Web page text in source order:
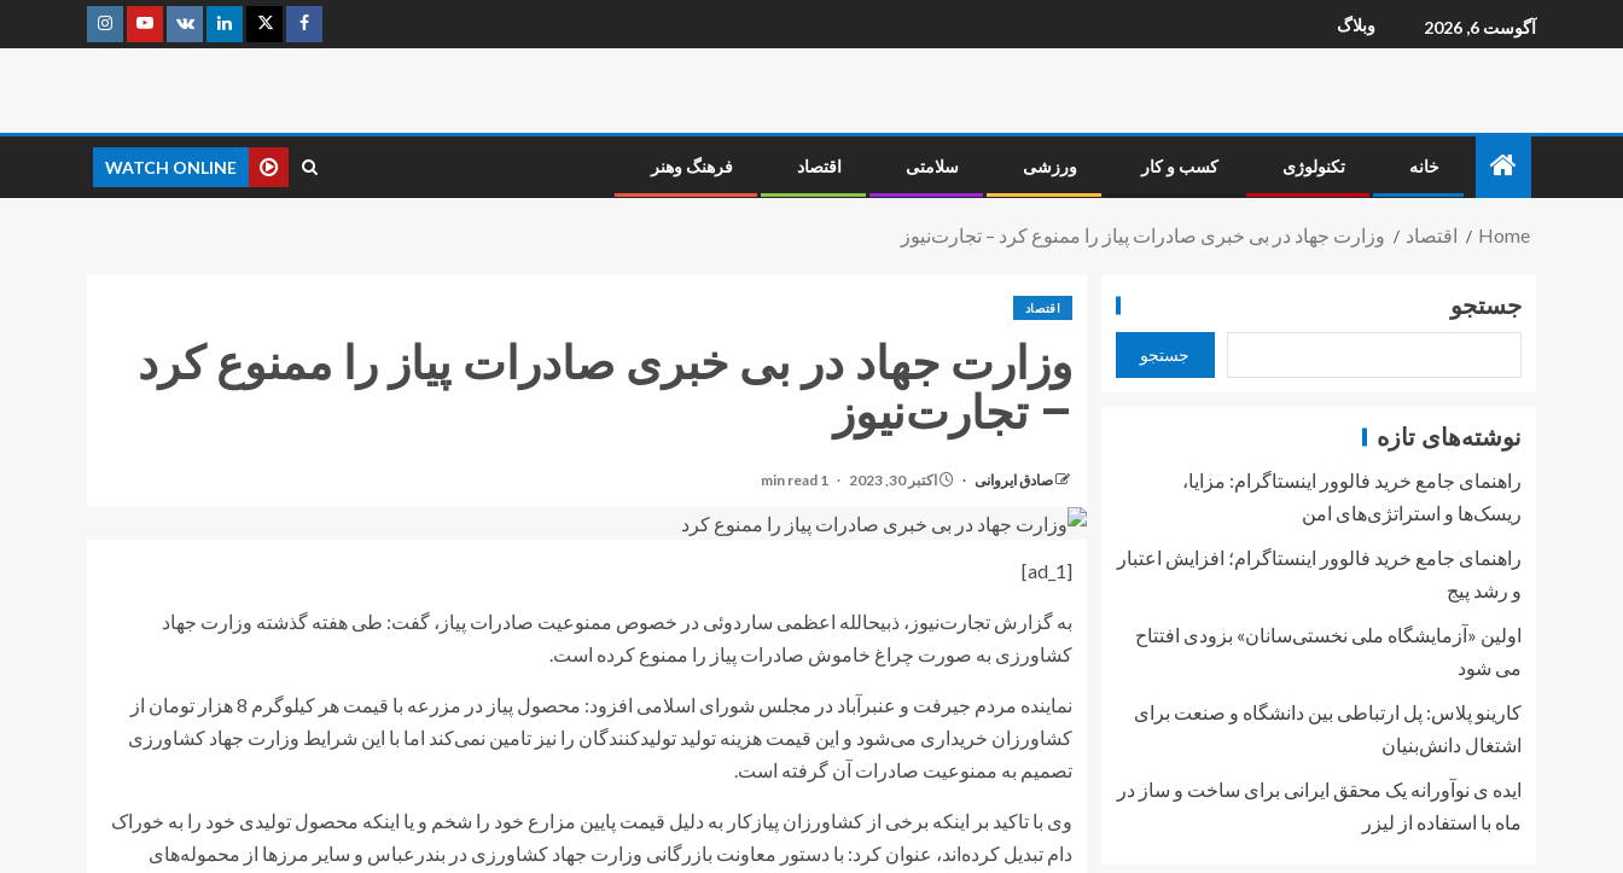
آگوست 6, 2026 وبلاگ
خانه تکنولوژی کسب و کار ورزشی سلامتی اقتصاد فرهنگ وهنر WATCH ONLINE
Home اقتصاد وزارت جهاد در بی خبری صادرات پیاز را ممنوع کرد – تجارت‌نیوز
اقتصاد
وزارت جهاد در بی خبری صادرات پیاز را ممنوع کرد
– تجارت‌نیوز
صادق ایروانی اکتبر 30, 2023 1 min read
[ad_1]
به گزارش تجارت‌نیوز، ذبیحالله اعظمی ساردوئی در خصوص ممنوعیت صادرات پیاز، گفت: طی هفته گذشته وزارت جهاد
کشاورزی به صورت چراغ خاموش صادرات پیاز را ممنوع کرده است.
نماینده مردم جیرفت و عنبرآباد در مجلس شورای اسلامی افزود: محصول پیاز در مزرعه با قیمت هر کیلوگرم 8 هزار تومان از
کشاورزان خریداری می‌شود و این قیمت هزینه تولید تولیدکنندگان را نیز تامین نمی‌کند اما با این شرایط وزارت جهاد کشاورزی
تصمیم به ممنوعیت صادرات آن گرفته است.
وی با تاکید بر اینکه برخی از کشاورزان پیازکار به دلیل قیمت پایین مزارع خود را شخم و یا اینکه محصول تولیدی خود را به خوراک
دام تبدیل کرده‌اند، عنوان کرد: با دستور معاونت بازرگانی وزارت جهاد کشاورزی در بندرعباس و سایر مرزها از محموله‌های
جستجو
جستجو
نوشته‌های تازه
راهنمای جامع خرید فالوور اینستاگرام: مزایا،
ریسک‌ها و استراتژی‌های امن
راهنمای جامع خرید فالوور اینستاگرام؛ افزایش اعتبار
و رشد پیج
اولین «آزمایشگاه ملی نخستی‌سانان» بزودی افتتاح
می شود
کارینو پلاس: پل ارتباطی بین دانشگاه و صنعت برای
اشتغال دانش‌بنیان
ایده ی نوآورانه یک محقق ایرانی برای ساخت و ساز در
ماه با استفاده از لیزر